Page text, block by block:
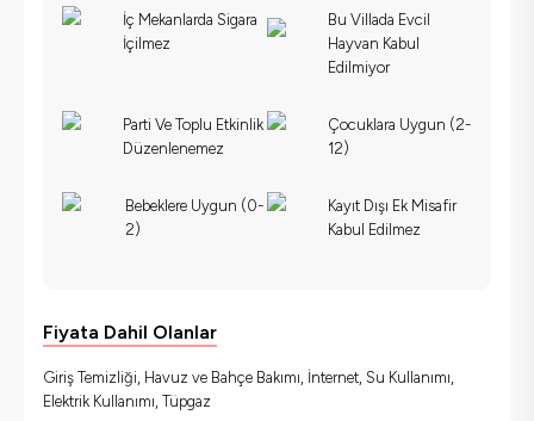
İç Mekanlarda Sigara
İçilmez
Bu Villada Evcil
Hayvan Kabul
Edilmiyor
Parti Ve Toplu Etkinlik
Düzenlenemez
Çocuklara Uygun (2-
12)
Bebeklere Uygun (0-
2)
Kayıt Dışı Ek Misafir
Kabul Edilmez
Fiyata Dahil Olanlar
Giriş Temizliği, Havuz ve Bahçe Bakımı, İnternet, Su Kullanımı,
Elektrik Kullanımı, Tüpgaz